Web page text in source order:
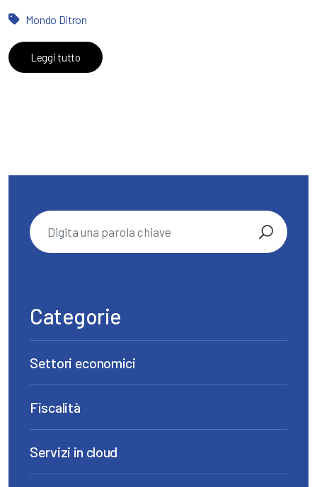
Leggi tutto
Mondo Ditron
Categorie
Settori economici
Fiscalità
Servizi in cloud